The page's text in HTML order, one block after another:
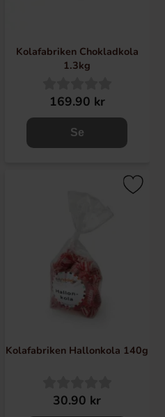
Kolafabriken Chokladkola
1.3kg
169.90 kr
Se
Kolafabriken Hallonkola 140g
30.90 kr